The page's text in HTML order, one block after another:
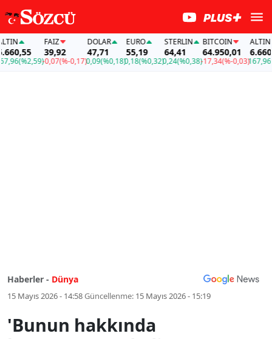
(%2,59)
FAİZ
39,92
-0,07(%-0,17)
DOLAR
47,71
0,09(%0,18)
EURO
55,19
0,18(%0,32)
STERLIN
64,41
0,24(%0,38)
BITCOIN
64.950,01
-17,34(%-0,03)
ALTIN
6.660,55
167,96
Haberler - Dünya
15 Mayıs 2026 - 14:58Güncellenme: 15 Mayıs 2026 - 15:19
'Bunun hakkında